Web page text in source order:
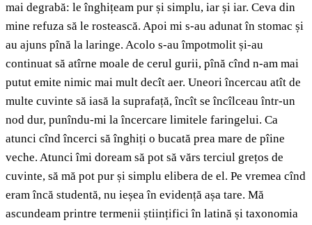
mai degrabă: le înghițeam pur și simplu, iar și iar. Ceva din
mine refuza să le rostească. Apoi mi s-au adunat în stomac și
au ajuns pînă la laringe. Acolo s-au împotmolit și-au
continuat să atîrne moale de cerul gurii, pînă cînd n-am mai
putut emite nimic mai mult decît aer. Uneori încercau atît de
multe cuvinte să iasă la suprafață, încît se încîlceau într-un
nod dur, punîndu-mi la încercare limitele faringelui. Ca
atunci cînd încerci să înghiți o bucată prea mare de pîine
veche. Atunci îmi doream să pot să vărs terciul grețos de
cuvinte, să mă pot pur și simplu elibera de el. Pe vremea cînd
eram încă studentă, nu ieșea în evidență așa tare. Mă
ascundeam printre termenii științifici în latină și taxonomia